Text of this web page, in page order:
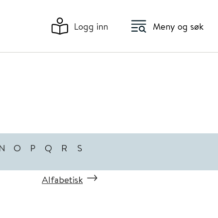
Logg inn Meny og søk
O P Q R S
Alfabetisk